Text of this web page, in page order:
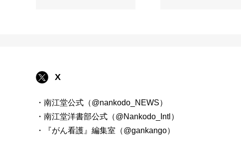
X
・南江堂公式（@nankodo_NEWS）
・南江堂洋書部公式（@Nankodo_Intl）
・『がん看護』編集室（@gankango）